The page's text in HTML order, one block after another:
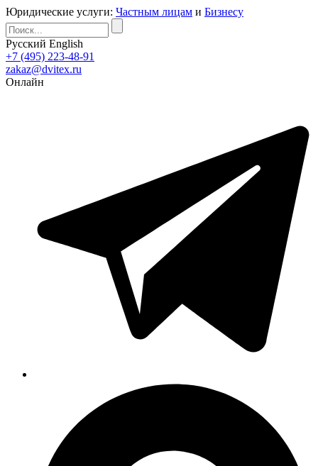
Юридические услуги: Частным лицам и Бизнесу
Русский English
+7 (495) 223-48-91
zakaz@dvitex.ru
Онлайн